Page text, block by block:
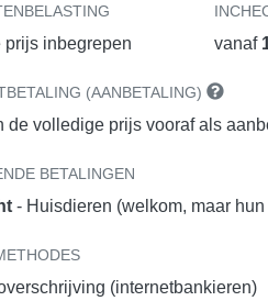
prijs inbegrepen vanaf
(AANBETALING)
de volledige prijs vooraf als
BETALINGEN
- Huisdieren (welkom, maar
(internetbankieren)